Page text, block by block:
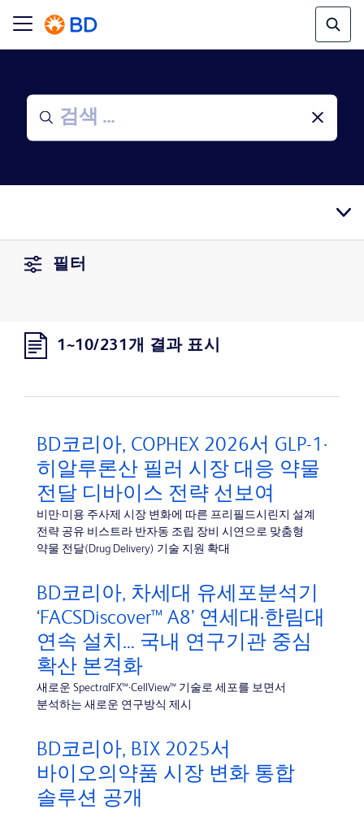
필터
1~10/231개 결과 표시
BD코리아, COPHEX 2026서 GLP-1·
히알루론산 필러 시장 대응 약물
전달 디바이스 전략 선보여
비만·미용 주사제 시장 변화에 따른 프리필드시린지 설계
전략 공유 비스트라 반자동 조립 장비 시연으로 맞춤형
약물 전달(Drug Delivery) 기술 지원 확대
BD코리아, 차세대 유세포분석기
‘FACSDiscover™ A8’ 연세대·한림대
연속 설치… 국내 연구기관 중심
확산 본격화
새로운 SpectralFX™·CellView™ 기술로 세포를 보면서
분석하는 새로운 연구방식 제시
BD코리아, BIX 2025서
바이오의약품 시장 변화 통합
솔루션 공개